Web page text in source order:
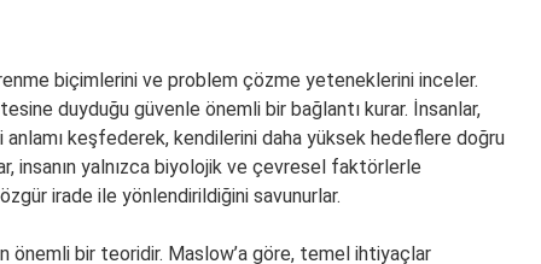
biçimlerini ve problem çözme yeteneklerini inceler.
duyduğu güvenle önemli bir bağlantı kurar. İnsanlar,
anlamı keşfederek, kendilerini daha yüksek hedeflere doğru
insanın yalnızca biyolojik ve çevresel faktörlerle
irade ile yönlendirildiğini savunurlar.
önemli bir teoridir. Maslow’a göre, temel ihtiyaçlar